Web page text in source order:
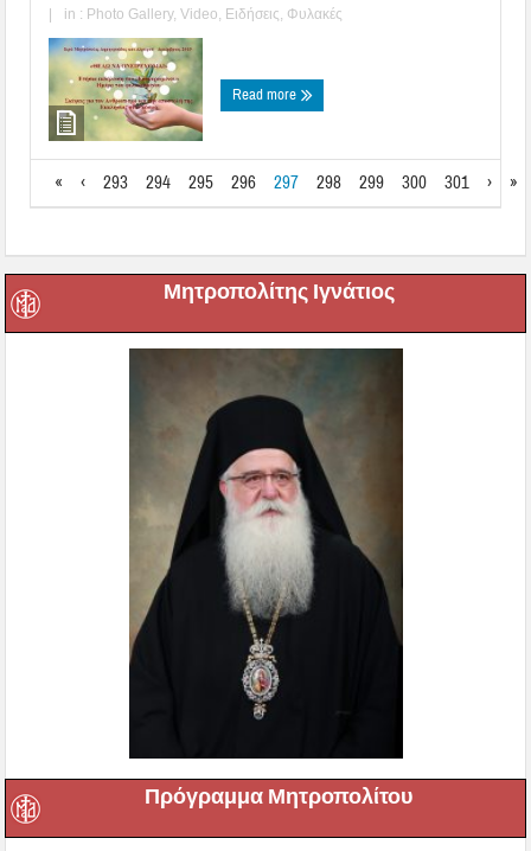
|
in : Photo Gallery,Video Ειδήσεις Φυλακές
Read more
« ‹ 293 294 295 296 297 298 299 300 301 › »
Μητροπολίτης Ιγνάτιος
Πρόγραμμα Μητροπολίτου